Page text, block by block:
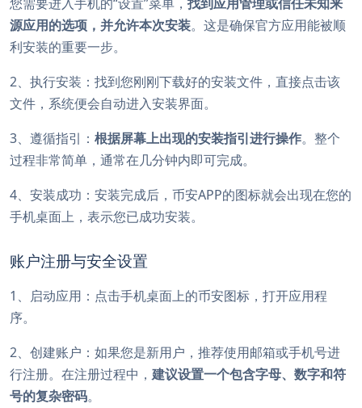
源应用的选项，并允许本次安装。这是确保官方应用能被顺
利安装的重要一步。
2、执行安装：找到您刚刚下载好的安装文件，直接点击该
文件，系统便会自动进入安装界面。
3、遵循指引： 根据屏幕上出现的安装指引进行操作。整个
过程非常简单，通常在几分钟内即可完成。
4、安装成功：安装完成后，币安APP的图标就会出现在您的
手机桌面上，表示您已成功安装。
账户注册与安全设置
1、启动应用：点击手机桌面上的币安图标，打开应用程
序。
2、创建账户：如果您是新用户，推荐使用邮箱或手机号进
行注册。在注册过程中， 建议设置一个包含字母、数字和符
号的复杂密码。